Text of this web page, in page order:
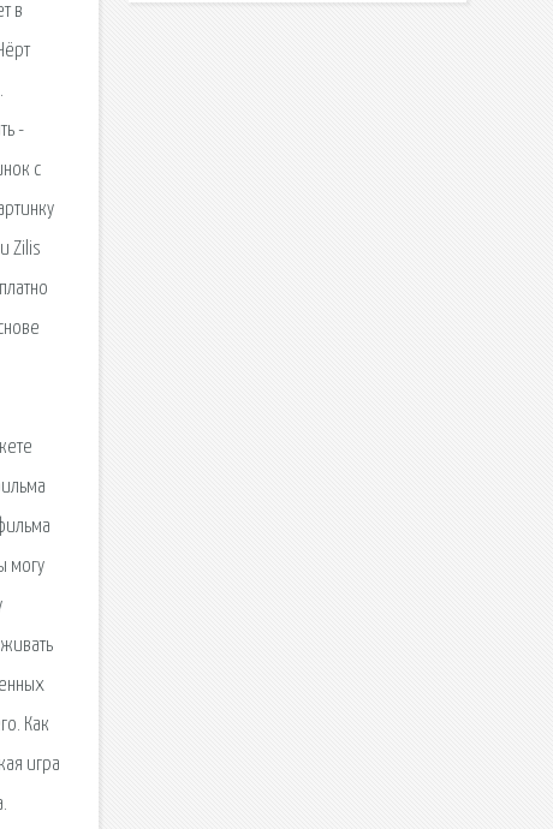
в
-
с
Zilis
могу
Как
игра